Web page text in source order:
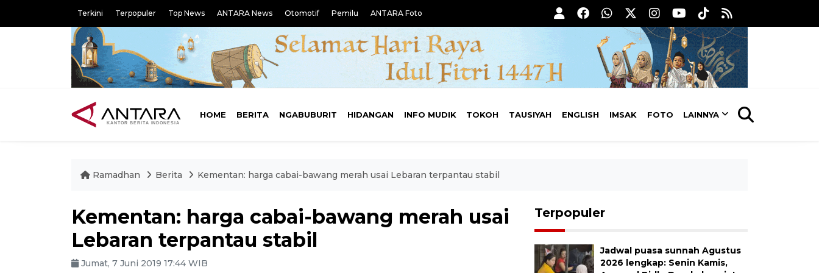
Terkini Terpopuler Top News ANTARA News Otomotif Pemilu ANTARA Foto
HOME BERITA NGABUBURIT HIDANGAN INFO MUDIK TOKOH TAUSIYAH ENGLISH IMSAK FOTO LAINNYA
Ramadhan Berita Kementan: harga cabai-bawang merah usai Lebaran terpantau stabil
Kementan: harga cabai-bawang merah usai
Lebaran terpantau stabil
Jumat, 7 Juni 2019 17:44 WIB
Terpopuler
Jadwal puasa sunnah Agustus
2026 lengkap: Senin Kamis,